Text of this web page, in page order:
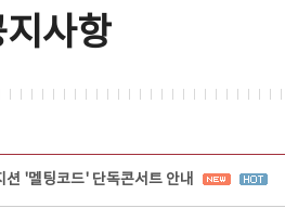
지사항
'멜팅코드' 단독콘서트 안내